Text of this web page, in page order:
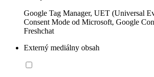
Google Tag Manager, UET (Universal
Consent Mode od Microsoft, Google
Freshchat
Externý mediálny obsah